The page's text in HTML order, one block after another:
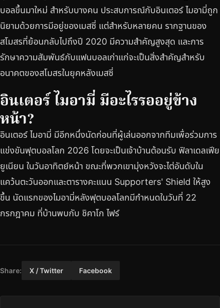
บอลขึ้นมาใหม่ สำหรับบางคน ประสบการณ์กับอินเตอร์ ไมอามี่ถูก
นิยามด้วยการมีอยู่ของเมสซี่ แต่สำหรับหลายคน รากฐานของ
สโมสรที่ย้อนกลับไปถึงปี 2020 มีความสำคัญสูงสุด และการ
รักษาความสัมพันธ์กับแฟนบอลเก่าแก่จะเป็นสิ่งสำคัญสำหรับ
อนาคตของสโมสรในยุคหลังเมสซี่
อินเตอร์ ไมอามี่ มีอะไรรออยู่ข้าง
หน้า?
อินเตอร์ ไมอามี่ มีอีกหนึ่งนัดก่อนที่ผู้เล่นออกจากทีมเพื่อร่วมการ
แข่งขันฟุตบอลโลก 2026 โดยจะเป็นเจ้าบ้านต้อนรับ ฟิลาเดลเฟีย
ยูเนียน ในวันอาทิตย์หน้า ขณะที่พวกเขามุ่งหวังจะไต่อันดับใน
แคว้นตะวันออกและตารางคะแนน Supporters' Shield ให้สูง
ขึ้น นัดแรกของไมอามี่หลังฟุตบอลโลกมีกำหนดในวันที่ 22
กรกฎาคม ที่บ้านพบกับ ชิคาโก ไฟร์
Share: X / Twitter Facebook